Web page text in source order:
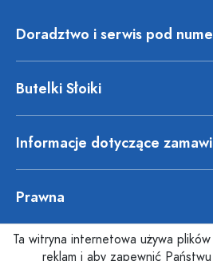
Doradztwo i serwis pod
Butelki Słoiki
Informacje dotyczące
Prawna
Ta witryna internetowa używa
reklam i aby zapewnić